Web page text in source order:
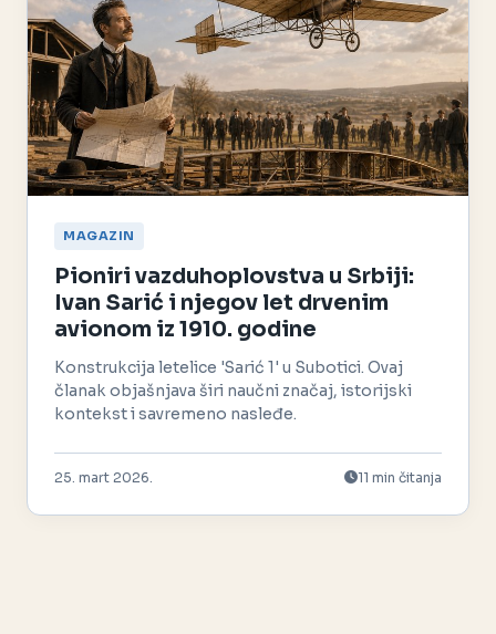
MAGAZIN
Pioniri vazduhoplovstva u Srbiji:
Ivan Sarić i njegov let drvenim
avionom iz 1910. godine
Konstrukcija letelice 'Sarić 1' u Subotici. Ovaj
članak objašnjava širi naučni značaj, istorijski
kontekst i savremeno nasleđe.
25. mart 2026. 11 min čitanja